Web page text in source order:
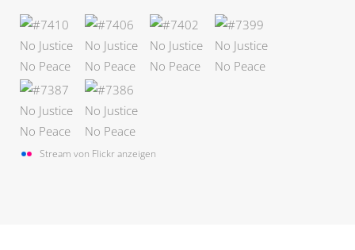
Stream von Flickr anzeigen